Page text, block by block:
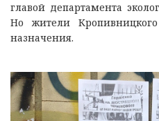
главой департамента
Но жители
назначения.